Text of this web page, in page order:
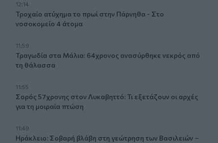
12:14
Τροχαίο ατύχημα το πρωί στην Πάρνηθα - Στο
νοσοκομείο 4 άτομα
11:59
Τραγωδία στα Μάλια: 64χρονος ανασύρθηκε νεκρός από
τη θάλασσα
11:55
Σορός 57χρονης στον Λυκαβηττό: Τι εξετάζουν οι αρχές
για τη μοιραία πτώση
11:49
Ηράκλειο: Σοβαρή βλάβη στη γεώτρηση των Βασιλειών –